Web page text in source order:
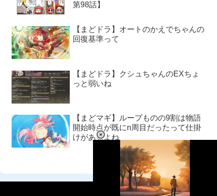
第98話】
【まどドラ】オートのかえでちゃんの
回復基準って
【まどドラ】クシュちゃんのEXちょ
っと弱いね
【まどマギ】ループものの9割は物語
開始時点が既にn周目だったって仕掛
けがあるよね